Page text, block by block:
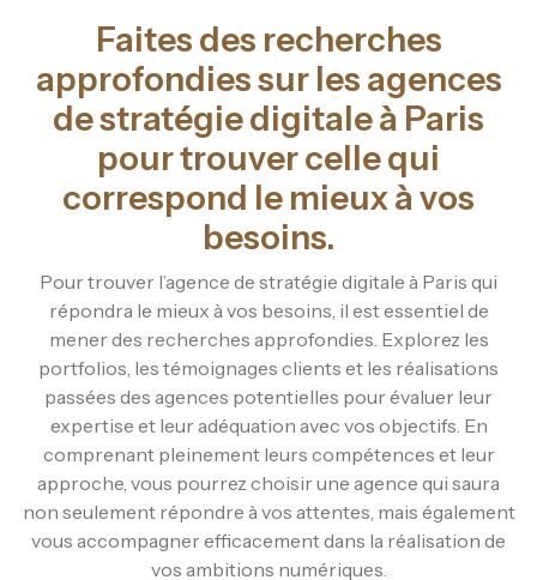
Faites des recherches
approfondies sur les agences
de stratégie digitale à Paris
pour trouver celle qui
correspond le mieux à vos
besoins.
Pour trouver l’agence de stratégie digitale à Paris qui
répondra le mieux à vos besoins, il est essentiel de
mener des recherches approfondies. Explorez les
portfolios, les témoignages clients et les réalisations
passées des agences potentielles pour évaluer leur
expertise et leur adéquation avec vos objectifs. En
comprenant pleinement leurs compétences et leur
approche, vous pourrez choisir une agence qui saura
non seulement répondre à vos attentes, mais également
vous accompagner efficacement dans la réalisation de
vos ambitions numériques.